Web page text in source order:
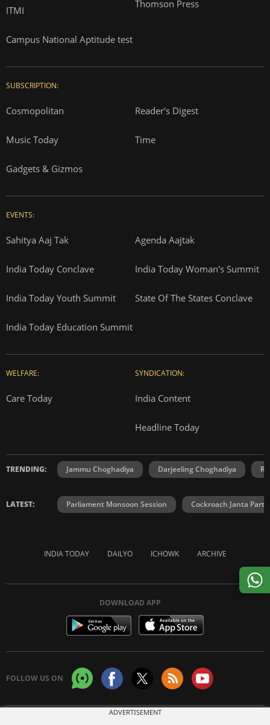
ITMI
Campus National Aptitude test
Thomson Press
SUBSCRIPTION:
Cosmopolitan Reader's Digest
Music Today Time
Gadgets & Gizmos
EVENTS:
Sahitya Aaj Tak Agenda Aajtak
India Today Conclave India Today Woman's Summit
India Today Youth Summit State Of The States Conclave
India Today Education Summit
WELFARE:
Care Today
SYNDICATION:
India Content
Headline Today
TRENDING: Jammu Choghadiya Darjeeling Choghadiya
LATEST: Parliament Monsoon Session Cockroach Janta
INDIA TODAY DAILYO ICHOWK ARCHIVE
DOWNLOAD APP
FOLLOW US ON
ADVERTISEMENT